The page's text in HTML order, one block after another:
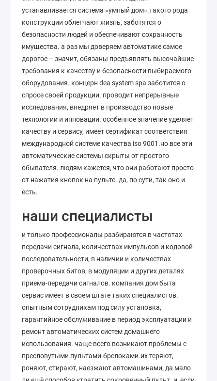
устанавливается система «умный дом».такого рода
конструкции облегчают жизнь, заботятся о
безопасности людей и обеспечивают сохранность
имущества. а раз мы доверяем автоматике самое
дорогое – значит, обязаны предъявлять высочайшие
требования к качеству и безопасности выбираемого
оборудования. концерн dea system spa заботится о
спросе своей продукции. проводит непрерывные
исследования, внедряет в производство новые
технологии и инновации. особенное значение уделяет
качеству и сервису, имеет сертификат соответствия
международной системе качества iso 9001.но все эти
автоматические системы скрыты от простого
обывателя. людям кажется, что они работают просто
от нажатия кнопок на пульте. да, по сути, так оно и
есть.
наши специалисты
и только профессионалы разбираются в частотах
передачи сигнала, количествах импульсов и кодовой
последовательности, в наличии и количествах
проверочных битов, в модуляции и других деталях
приема-передачи сигналов. компания дом быта
сервис имеет в своем штате таких специалистов.
опытным сотрудникам под силу установка,
гарантийное обслуживание в период эксплуатации и
ремонт автоматических систем домашнего
использования. чаще всего возникают проблемы с
пресловутыми пультами-брелоками.их теряют,
роняют, стирают, наезжают автомашинами, да мало